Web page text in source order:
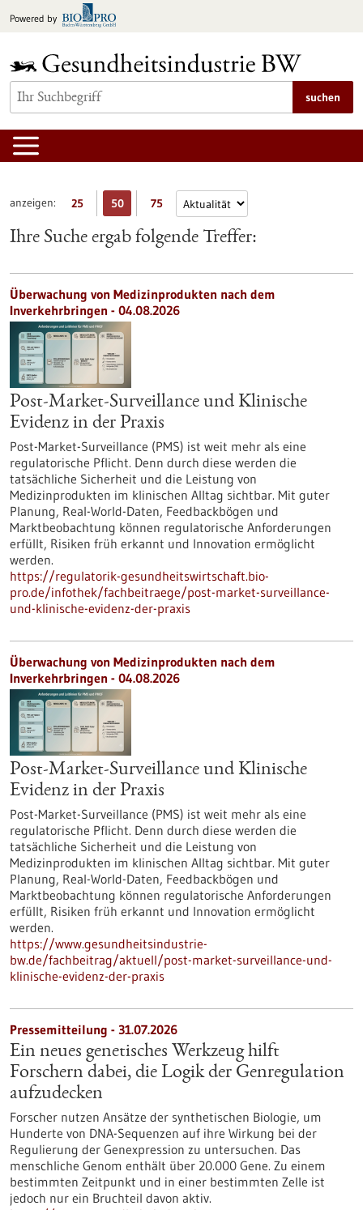
Inhalt
Powered by
suchen
anzeigen: 25 50 75
Ihre Suche ergab folgende Treffer:
Überwachung von Medizinprodukten nach dem
Inverkehrbringen - 04.08.2026
Post-Market-Surveillance und Klinische
Evidenz in der Praxis
Post-Market-Surveillance (PMS) ist weit mehr als eine
regulatorische Pflicht. Denn durch diese werden die
tatsächliche Sicherheit und die Leistung von
Medizinprodukten im klinischen Alltag sichtbar. Mit guter
Planung, Real-World-Daten, Feedbackbögen und
Marktbeobachtung können regulatorische Anforderungen
erfüllt, Risiken früh erkannt und Innovation ermöglicht
werden.
https://regulatorik-gesundheitswirtschaft.bio-
pro.de/infothek/fachbeitraege/post-market-surveillance-
und-klinische-evidenz-der-praxis
Überwachung von Medizinprodukten nach dem
Inverkehrbringen - 04.08.2026
Post-Market-Surveillance und Klinische
Evidenz in der Praxis
Post-Market-Surveillance (PMS) ist weit mehr als eine
regulatorische Pflicht. Denn durch diese werden die
tatsächliche Sicherheit und die Leistung von
Medizinprodukten im klinischen Alltag sichtbar. Mit guter
Planung, Real-World-Daten, Feedbackbögen und
Marktbeobachtung können regulatorische Anforderungen
erfüllt, Risiken früh erkannt und Innovation ermöglicht
werden.
https://www.gesundheitsindustrie-
bw.de/fachbeitrag/aktuell/post-market-surveillance-und-
klinische-evidenz-der-praxis
Pressemitteilung - 31.07.2026
Ein neues genetisches Werkzeug hilft
Forschern dabei, die Logik der Genregulation
aufzudecken
Forscher nutzen Ansätze der synthetischen Biologie, um
Hunderte von DNA-Sequenzen auf ihre Wirkung bei der
Regulierung der Genexpression zu untersuchen. Das
menschliche Genom enthält über 20.000 Gene. Zu einem
bestimmten Zeitpunkt und in einer bestimmten Zelle ist
jedoch nur ein Bruchteil davon aktiv.